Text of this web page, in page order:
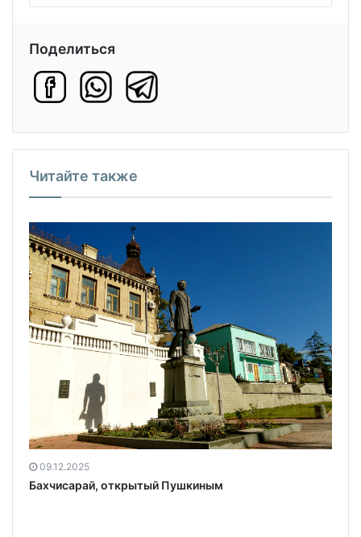
Поделиться
Читайте также
09.12.2025
Бахчисарай, открытый Пушкиным